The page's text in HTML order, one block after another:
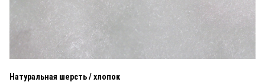
Натуральная шерсть / хлопок